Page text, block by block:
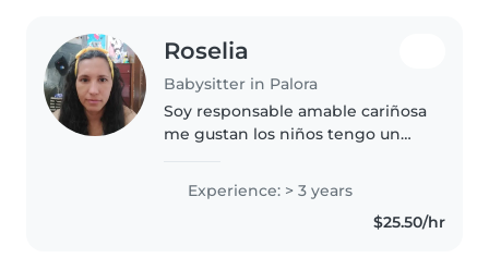
Roselia
Babysitter in Palora
Soy responsable amable cariñosa
me gustan los niños tengo un
Experience: > 3 years
$25.50/hr